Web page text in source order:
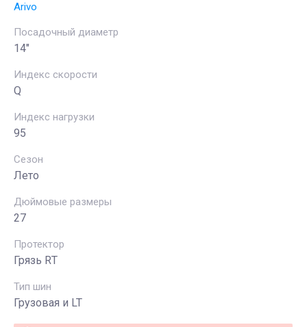
Arivo
Посадочный диаметр
14"
Индекс скорости
Q
Индекс нагрузки
95
Сезон
Лето
Дюймовые размеры
27
Протектор
Грязь RТ
Тип шин
Грузовая и LT